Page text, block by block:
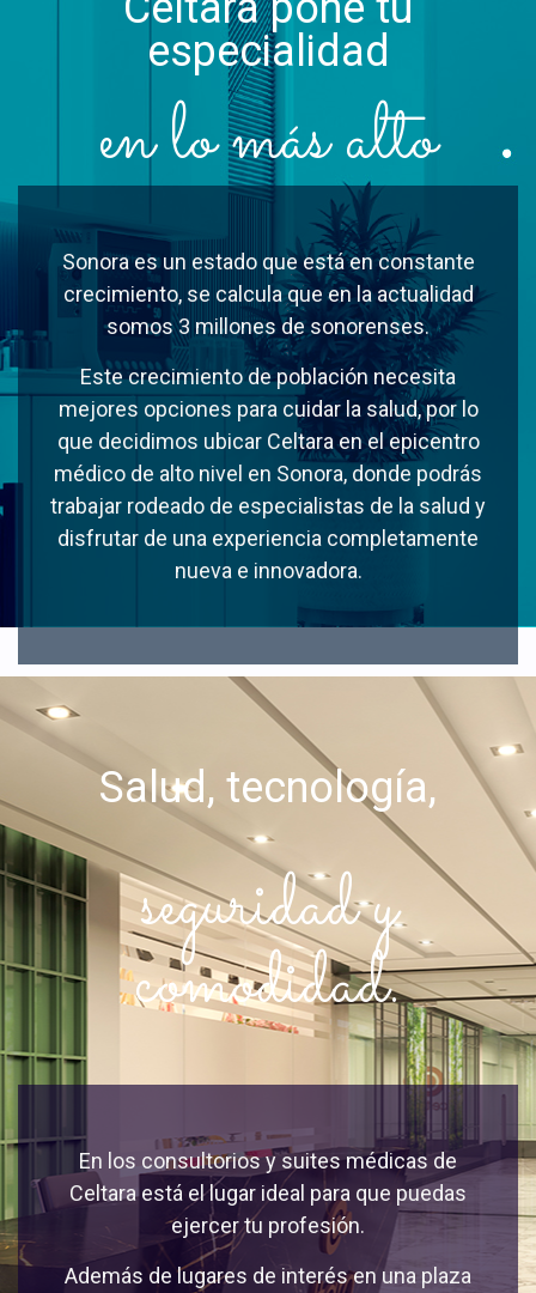
especialidad
en lo más alto
Sonora es un estado que está en constante
crecimiento, se calcula que en la actualidad
somos 3 millones de sonorenses.
Este crecimiento de población necesita
mejores opciones para cuidar la salud, por lo
que decidimos ubicar Celtara en el epicentro
médico de alto nivel en Sonora, donde podrás
trabajar rodeado de especialistas de la salud y
disfrutar de una experiencia completamente
nueva e innovadora.
Salud, tecnología,
seguridad y
comodidad.
En los consultorios y suites médicas de
Celtara está el lugar ideal para que puedas
ejercer tu profesión.
Además de lugares de interés en una plaza